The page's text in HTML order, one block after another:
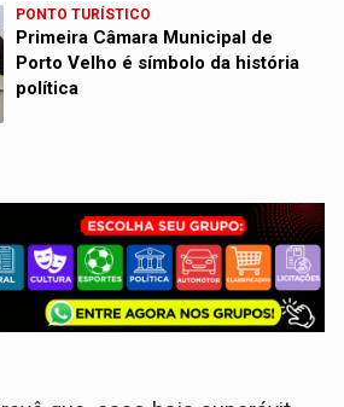
PONTO TURÍSTICO
Primeira Câmara Municipal de
Porto Velho é símbolo da história
política